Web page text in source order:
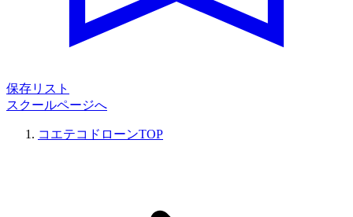
保存リスト
スクールページへ
コエテコドローンTOP